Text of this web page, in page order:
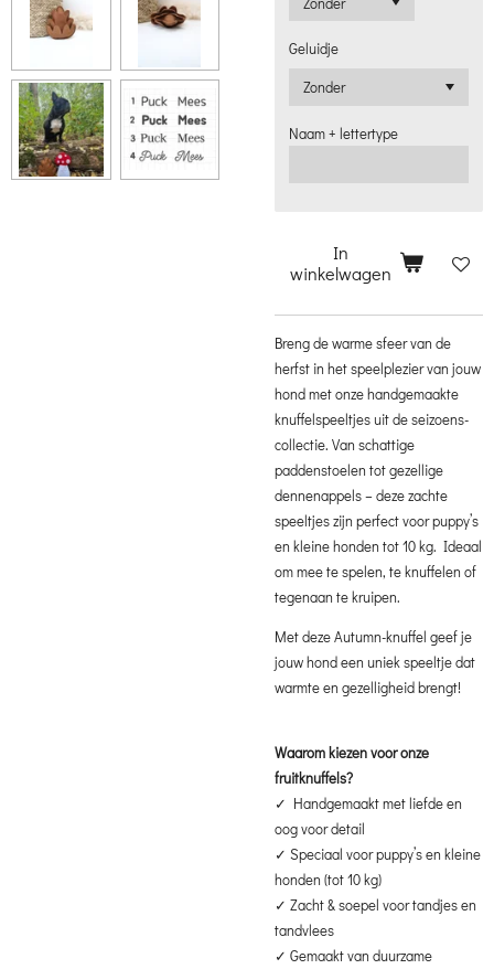
Geluidje
Naam + lettertype
In
winkelwagen
Breng de warme sfeer van de
herfst in het speelplezier van jouw
hond met onze handgemaakte
knuffelspeeltjes uit de seizoens-
collectie. Van schattige
paddenstoelen tot gezellige
dennenappels – deze zachte
speeltjes zijn perfect voor puppy’s
en kleine honden tot 10 kg. Ideaal
om mee te spelen, te knuffelen of
tegenaan te kruipen.
Met deze Autumn-knuffel geef je
jouw hond een uniek speeltje dat
warmte en gezelligheid brengt!
Waarom kiezen voor onze
fruitknuffels?
✓ Handgemaakt met liefde en
oog voor detail
✓ Speciaal voor puppy’s en kleine
honden (tot 10 kg)
✓ Zacht & soepel voor tandjes en
tandvlees
✓ Gemaakt van duurzame